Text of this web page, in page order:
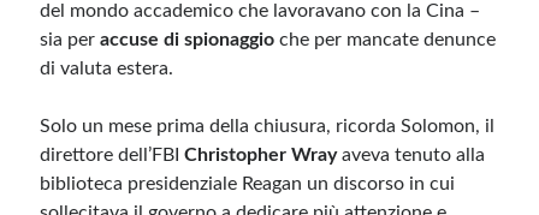
del mondo accademico che lavoravano con la Cina –
sia peraccuse di spionaggio che per mancate denunce
di valuta estera.
Solo un mese prima della chiusura, ricorda Solomon, il
direttore dell’FBIChristopher Wrayaveva tenuto alla
biblioteca presidenziale Reagan un discorso in cui